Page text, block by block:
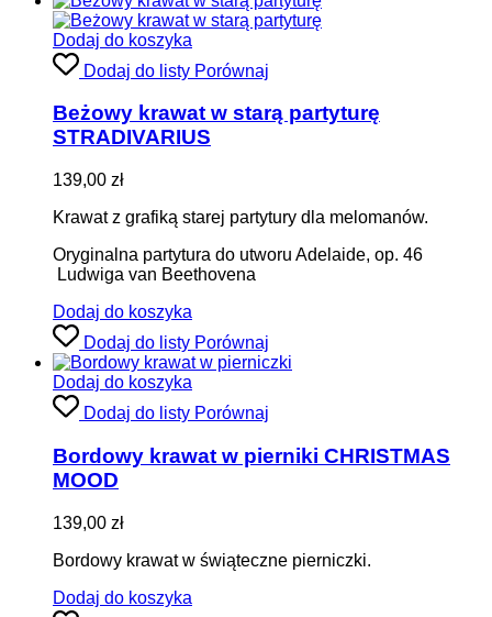
Dodaj do koszyka
Dodaj do listy Porównaj
Beżowy krawat w starą partyturę
STRADIVARIUS
139,00 zł
Krawat z grafiką starej partytury dla melomanów.
Oryginalna partytura do utworu Adelaide, op. 46
Ludwiga van Beethovena
Dodaj do koszyka
Dodaj do listy Porównaj
Dodaj do koszyka
Dodaj do listy Porównaj
Bordowy krawat w pierniki CHRISTMAS
MOOD
139,00 zł
Bordowy krawat w świąteczne pierniczki.
Dodaj do koszyka